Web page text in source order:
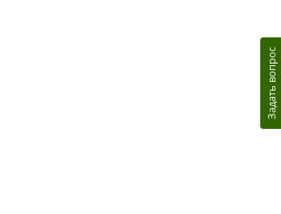
Задать вопрос